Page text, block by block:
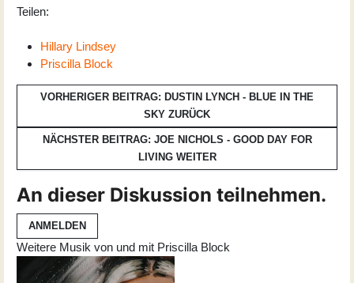
Teilen:
Hillary Lindsey
Priscilla Block
VORHERIGER BEITRAG: DUSTIN LYNCH - BLUE IN THE
SKY ZURÜCK
NÄCHSTER BEITRAG: JOE NICHOLS - GOOD DAY FOR
LIVING WEITER
An dieser Diskussion teilnehmen.
ANMELDEN
Weitere Musik von und mit Priscilla Block